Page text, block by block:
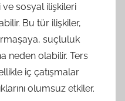
ve sosyal ilişkileri
Bu tür ilişkiler,
suçluluk
neden olabilir. Ters
iç çatışmalar
olumsuz etkiler.